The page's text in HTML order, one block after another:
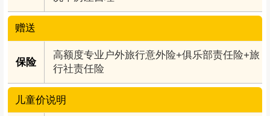
赠送
保险
高额度专业户外旅行意外险+俱乐部责任险+旅
行社责任险
儿童价说明